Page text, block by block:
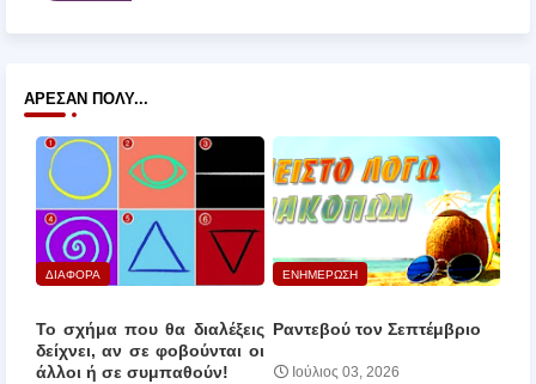
ΆΡΕΣΑΝ ΠΟΛΎ...
ΔΙΑΦΟΡΑ
Το σχήμα που θα διαλέξεις
δείχνει, αν σε φοβούνται οι
άλλοι ή σε συμπαθούν!
ΕΝΗΜΕΡΩΣΗ
Ραντεβού τον Σεπτέμβριο
Ιούλιος 03, 2026